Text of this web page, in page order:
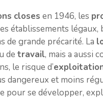
closes en 1946, les
établissements légaux,
de grande précarité. La
de travail, mais a aussi
le risque d’
dangereux et moins
pour se développer,